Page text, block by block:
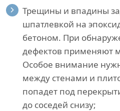
Трещины и впадины
шпатлевкой на
бетоном. При
дефектов применяют
Особое внимание
между стенами и
попадет под
до соседей снизу;